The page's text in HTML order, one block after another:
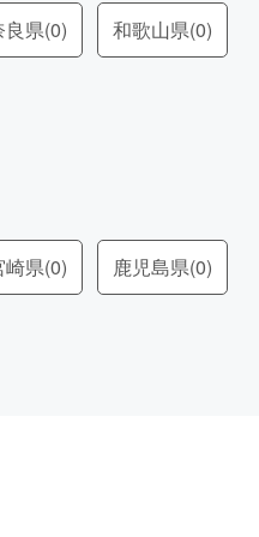
良県(0) 和歌山県(0)
崎県(0) 鹿児島県(0)